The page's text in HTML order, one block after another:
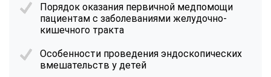
Порядок оказания первичной медпомощи
пациентам с заболеваниями желудочно-
кишечного тракта
Особенности проведения эндоскопических
вмешательств у детей